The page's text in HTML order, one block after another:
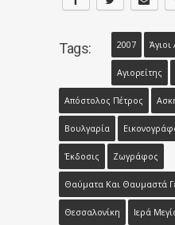
Tags: 2007
Αγιορείτης
Απόστολος Πέτρος
Βουλγαρία
Έκδοσις Ζωγράφος
Θαύματα Και Θαυμαστά
Θεσσαλονίκη Ιερά